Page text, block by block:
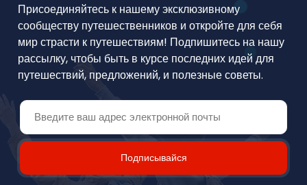
Присоединяйтесь к нашему эксклюзивному
сообществу путешественников и откройте для себя
мир страсти к путешествиям! Подпишитесь на нашу
рассылку, чтобы быть в курсе последних идей для
путешествий, предложений, и полезные советы.
Подписывайся